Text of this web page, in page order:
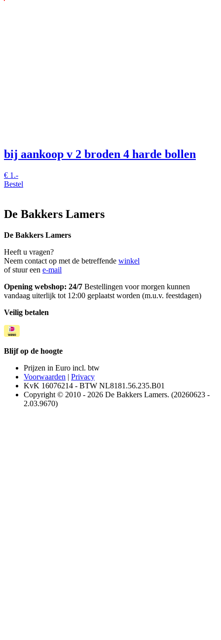
bij aankoop v 2 broden 4 harde bollen
€ 1.-
Bestel
De Bakkers Lamers
De Bakkers Lamers
Heeft u vragen?
Neem contact op met de betreffende winkel
of stuur een e-mail
Opening webshop: 24/7 Bestellingen voor morgen kunnen
vandaag uiterlijk tot 12:00 geplaatst worden (m.u.v. feestdagen)
Veilig betalen
Blijf op de hoogte
Prijzen in Euro incl. btw
Voorwaarden | Privacy
KvK 16076214 - BTW NL8181.56.235.B01
Copyright © 2010 - 2026 De Bakkers Lamers. (20260623 -
2.03.9670)